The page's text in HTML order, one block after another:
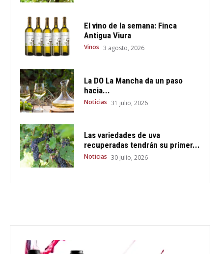
El vino de la semana: Finca
Antigua Viura
Vinos 3 agosto, 2026
La DO La Mancha da un paso
hacia...
Noticias 31 julio, 2026
Las variedades de uva
recuperadas tendrán su primer...
Noticias 30 julio, 2026